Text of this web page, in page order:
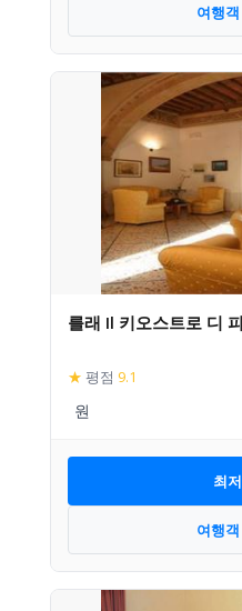
여행
를래 Il 키오스트로 디
★ 평점 9.1
최
여행